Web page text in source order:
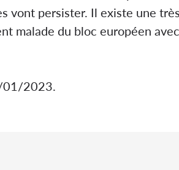
vont persister. Il existe une
malade du bloc européen
01/2023.